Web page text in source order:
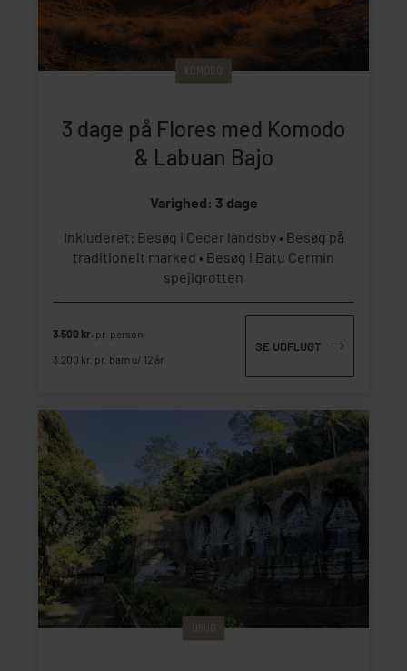
KOMODO
3 dage på Flores med Komodo
& Labuan Bajo
Varighed: 3 dage
Inkluderet: Besøg i Cecer landsby
Besøg på
traditionelt marked
Besøg i Batu Cermin
spejlgrotten
3.500 kr. pr. person
3.200 kr. pr. barn u/ 12 år
SE UDFLUGT
UBUD